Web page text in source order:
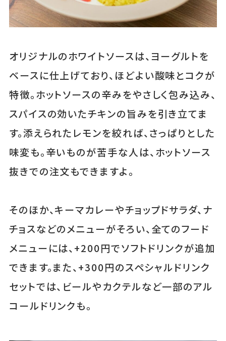
オリジナルのホワイトソースは、ヨーグルトを
ベースに仕上げており、ほどよい酸味とコクが
特徴。ホットソースの辛みをやさしく包み込み、
スパイスの効いたチキンの旨みを引き立てま
す。添えられたレモンを絞れば、さっぱりとした
味変も。辛いものが苦手な人は、ホットソース
抜きでの注文もできますよ。
そのほか、キーマカレーやチョップドサラダ、ナ
チョスなどのメニューがそろい、全てのフード
メニューには、+200円でソフトドリンクが追加
できます。また、+300円のスペシャルドリンク
セットでは、ビールやカクテルなど一部のアル
コールドリンクも。